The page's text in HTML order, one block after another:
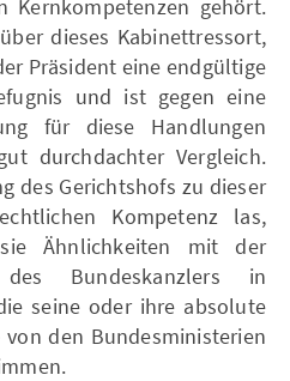
Kernkompetenzen gehört.
dieses Kabinettressort,
Präsident eine endgültige
und ist gegen eine
für diese Handlungen
durchdachter Vergleich.
des Gerichtshofs zu dieser
Kompetenz las,
Ähnlichkeiten mit der
des Bundeskanzlers in
seine oder ihre absolute
den Bundesministerien